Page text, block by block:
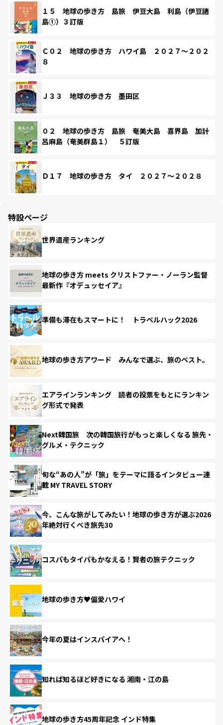
１５ 地球の歩き方 島旅 伊豆大島 利島（伊豆諸
島①）３訂版
Ｃ０２ 地球の歩き方 ハワイ島 ２０２７～２０２
８
Ｊ３３ 地球の歩き方 墨田区
０２ 地球の歩き方 島旅 奄美大島 喜界島 加計
呂麻島（奄美群島１） ５訂版
Ｄ１７ 地球の歩き方 タイ ２０２７～２０２８
特設ページ
世界遺産ランキング
地球の歩き方 meets クリストファー・ノーラン監督
最新作『オデュッセイア』
準備も滞在もスマートに！ トラベルハック2026
地球の歩き方アワード みんなで選ぶ、旅のベスト。
エアラインランキング 読者の投票をもとにランキン
グ形式で発表
Next韓国旅 次の韓国旅行がもっと楽しくなる 旅先・
グルメ・テクニック
旬な“あの人”が「旅」をテーマに語るインタビュー連
載 MY TRAVEL STORY
今、こんな旅がしてみたい！地球の歩き方が選ぶ2026
年絶対行くべき旅先30
コスパもタイパもかなえる！賢者の旅テクニック
地球の歩き方♥偏愛ハワイ
今年の夏はインスパイアへ！
知れば知るほど好きになる 湘南・江の島
地球の歩き方45周年記念 インド特集